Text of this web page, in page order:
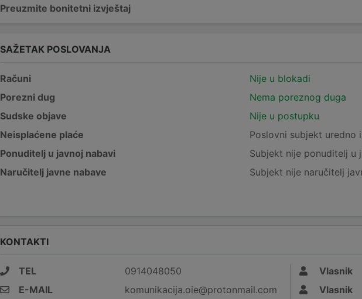
Preuzmite bonitetni izvještaj
SAŽETAK POSLOVANJA
Računi
Nije u blokadi
Porezni dug
Nema poreznog duga
Sudske objave
Nije u postupku
Neisplaćene plaće
Poslovni subjekt uredno
Ponuditelj u javnoj nabavi
Subjekt nije ponuditelj u
Naručitelj javne nabave
Subjekt nije naručitelj
KONTAKTI
TEL
0914048050
E-MAIL
komunikacija.oie@protonmail.com
Vlasnik
Vlasnik